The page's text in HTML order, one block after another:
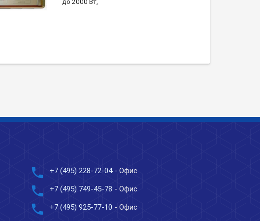
phone +7 (495) 228-72-04- Офис
phone +7 (495) 749-45-78 - Офис
phone +7 (495) 925-77-10 - Офис